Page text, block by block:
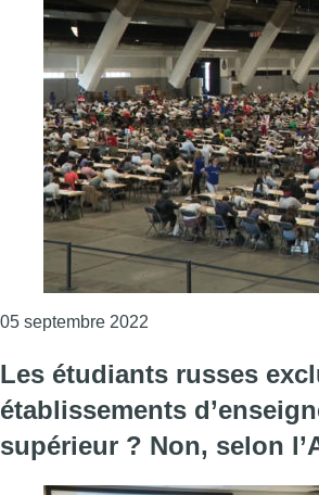
05 septembre 2022
Les étudiants russes
établissements
supérieur ? Non, selon